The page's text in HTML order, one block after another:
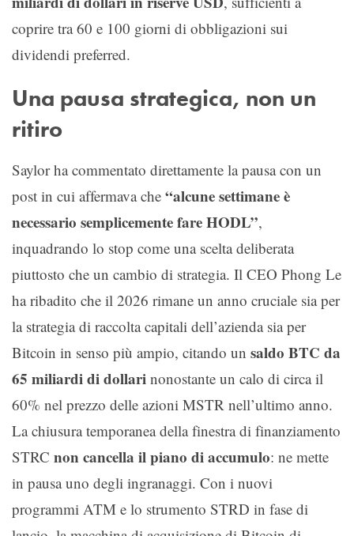
coprire tra 60 e 100 giorni di obbligazioni sui
dividendi preferred.
Una pausa strategica, non un
ritiro
Saylor ha commentato direttamente la pausa con un
post in cui affermava che “alcune settimane è
necessario semplicemente fare HODL”,
inquadrando lo stop come una scelta deliberata
piuttosto che un cambio di strategia. Il CEO Phong Le
ha ribadito che il 2026 rimane un anno cruciale sia per
la strategia di raccolta capitali dell’azienda sia per
Bitcoin in senso più ampio, citando un saldo BTC da
65 miliardi di dollari nonostante un calo di circa il
60% nel prezzo delle azioni MSTR nell’ultimo anno.
La chiusura temporanea della finestra di finanziamento
STRC non cancella il piano di accumulo: ne mette
in pausa uno degli ingranaggi. Con i nuovi
programmi ATM e lo strumento STRD in fase di